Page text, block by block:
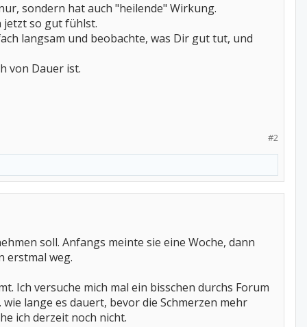
sondern hat auch "heilende" Wirkung.
jetzt so gut fühlst.
langsam und beobachte, was Dir gut tut, und
von Dauer ist.
#2
soll. Anfangs meinte sie eine Woche, dann
erstmal weg.
Ich versuche mich mal ein bisschen durchs Forum
lange es dauert, bevor die Schmerzen mehr
ich derzeit noch nicht.